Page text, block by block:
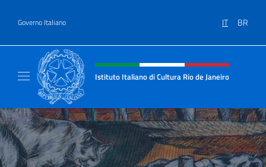
Governo Italiano IT BR
Intestazione sito, social e menù
Istituto Italiano di Cultura Rio de Janeiro